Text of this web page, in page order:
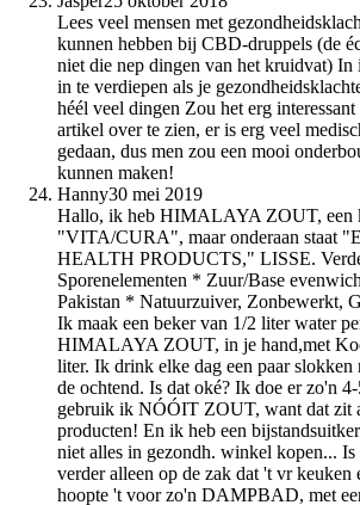
Lees veel mensen met
kunnen hebben bij CBD-druppels (de
niet die nep dingen van het kruidvat) In
in te verdiepen als je
héél veel dingen Zou het erg
artikel over te zien, er is erg veel
gedaan, dus men zou een mooi
kunnen maken!
Hanny30 mei 2019
Hallo, ik heb HIMALAYA ZOUT, een
"VITA/CURA", maar onderaan staat
HEALTH PRODUCTS," LISSE.
Sporenelementen * Zuur/Base
Pakistan * Natuurzuiver, Zonbewerkt,
Ik maak een beker van 1/2 liter water
HIMALAYA ZOUT, in je hand,met
liter. Ik drink elke dag een paar slokken
de ochtend. Is dat oké? Ik doe er zo'n
gebruik ik NÓÓIT ZOUT, want dat zit
producten! En ik heb een
niet alles in gezondh. winkel kopen... Is
verder alleen op de zak dat 't vr keuken
hoopte 't voor zo'n DAMPBAD, met